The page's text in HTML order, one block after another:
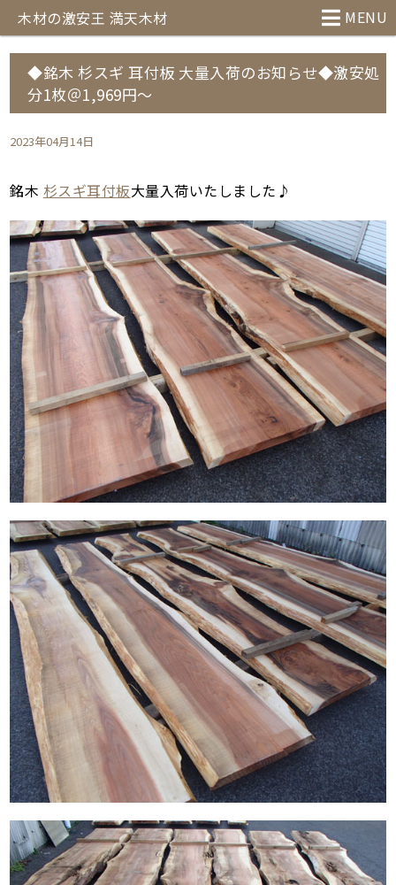
MENU
木材の激安王 満天木材
◆銘木 杉スギ 耳付板 大量入荷のお知らせ◆激安処
分1枚＠1,969円～
2023年04月14日
銘木 杉スギ耳付板大量入荷いたしました♪